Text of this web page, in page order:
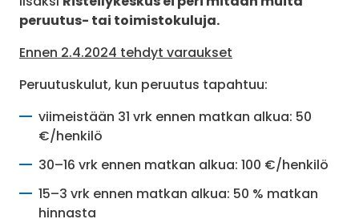
peruutus- tai toimistokuluja.
Ennen 2.4.2024 tehdyt varaukset
Peruutuskulut, kun peruutus tapahtuu:
viimeistään 31 vrk ennen matkan alkua: 50
€/henkilö
30–16 vrk ennen matkan alkua: 100 €/henkilö
15–3 vrk ennen matkan alkua: 50 % matkan
hinnasta